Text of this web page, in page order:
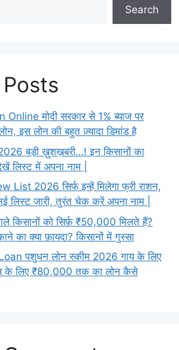
Search
मोदी सरकार से 1% ब्याज पर
इस लोन की बहुत ज़्यादा डिमांड है
बड़ी ख़ुशख़बरी…! इन किसानों का
लिस्ट में अपना नाम |
List 2026 सिर्फ इन्हें मिलेगा फ्री राशन,
लिस्ट जारी, तुरंत चेक करें अपना नाम |
किसानों को सिर्फ़ ₹50,000 मिलते हैं?
का क्या फ़ायदा? किसानों में गुस्सा
पशुधन लोन स्कीम 2026 गाय के लिए
लिए ₹80,000 तक का लोन कैसे